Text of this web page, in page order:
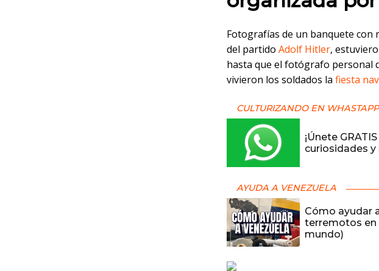
Fotografías de un banquete con
del partido Adolf Hitler,
hasta que el fotógrafo personal
vivieron los soldados la fiesta
CULTURIZANDO EN WHASTAPP
¡Únete
curiosidades
AYUDA A VENEZUELA
Cómo ayudar
terremotos en
mundo)